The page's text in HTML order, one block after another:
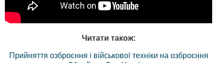
Читати також:
Прийняття озброєння і військової техніки на озброєння